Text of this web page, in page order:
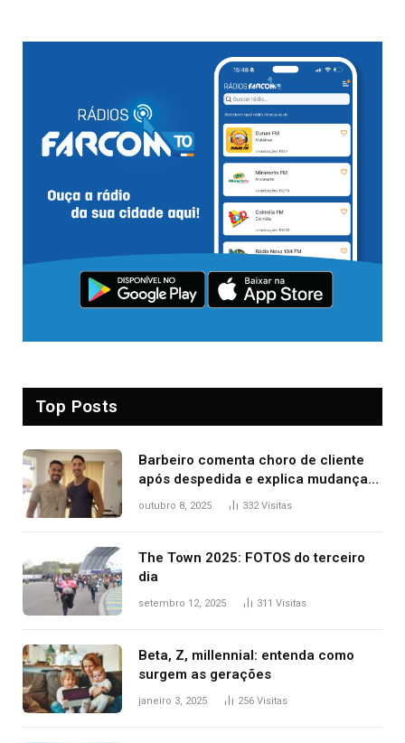
Top Posts
Barbeiro comenta choro de cliente
após despedida e explica mudança
para o TO: ‘Não esperava atingir
outubro 8, 2025 332Visitas
The Town 2025: FOTOS do terceiro
dia
setembro 12, 2025 311 Visitas
Beta, Z, millennial: entenda como
surgem as gerações
janeiro 3, 2025 256 Visitas